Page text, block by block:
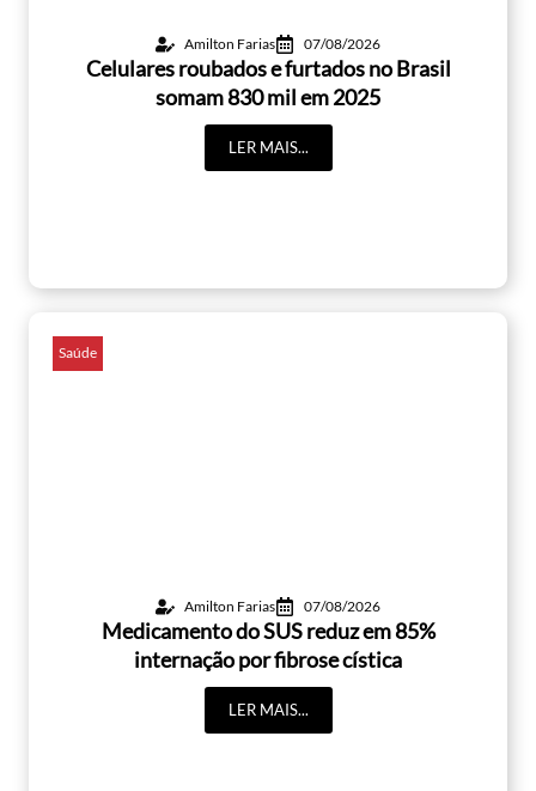
Amilton Farias 07/08/2026
Celulares roubados e furtados no Brasil
somam 830 mil em 2025
LER MAIS...
Saúde
Amilton Farias 07/08/2026
Medicamento do SUS reduz em 85%
internação por fibrose cística
LER MAIS...